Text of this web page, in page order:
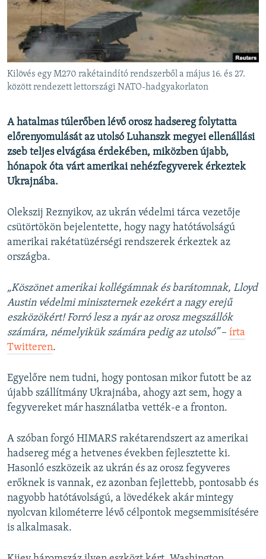
EURÓPAI UNIÓ
VILÁG
KLÍMAVÁLTOZÁS
A MÚLT TANULSÁGAI
Valamennyi RFE/RL weboldal
Kilövés egy M270 rakétaindító rendszerből a május 16. és 27.
között rendezett lettországi NATO-hadgyakorlaton
A hatalmas túlerőben lévő orosz hadsereg folytatta
előrenyomulását az utolsó Luhanszk megyei ellenállási
zseb teljes elvágása érdekében, miközben újabb,
hónapok óta várt amerikai nehézfegyverek érkeztek
Ukrajnába.
Olekszij Reznyikov, az ukrán védelmi tárca vezetője
csütörtökön bejelentette, hogy nagy hatótávolságú
amerikai rakétatüzérségi rendszerek érkeztek az
országba.
„Köszönet amerikai kollégámnak és barátomnak, Lloyd
Austin védelmi miniszternek ezekért a nagy erejű
eszközökért! Forró lesz a nyár az orosz megszállók
számára, némelyikük számára pedig az utolsó”– írta
Twitteren.
Egyelőre nem tudni, hogy pontosan mikor futott be az
újabb szállítmány Ukrajnába, ahogy azt sem, hogy a
fegyvereket már használatba vették-e a fronton.
A szóban forgó HIMARS rakétarendszert az amerikai
hadsereg még a hetvenes években fejlesztette ki.
Hasonló eszközeik az ukrán és az orosz fegyveres
erőknek is vannak, ez azonban fejlettebb, pontosabb és
nagyobb hatótávolságú, a lövedékek akár mintegy
nyolcvan kilométerre lévő célpontok megsemmisítésére
is alkalmasak.